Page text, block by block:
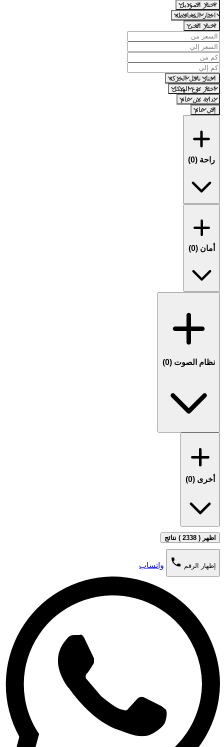
اختار الموديل
اختار المحافظة
اختار الحى
اختار ناقل الحركة
اختار نوع الهيكل
بداية من عام
إلي عام
راحة (0
)
أمان (0
)
نظام الصوت (0
)
أخرى (0
)
اظهر ( 2338 ) نتائج
إظهار الرقم phone واتساب